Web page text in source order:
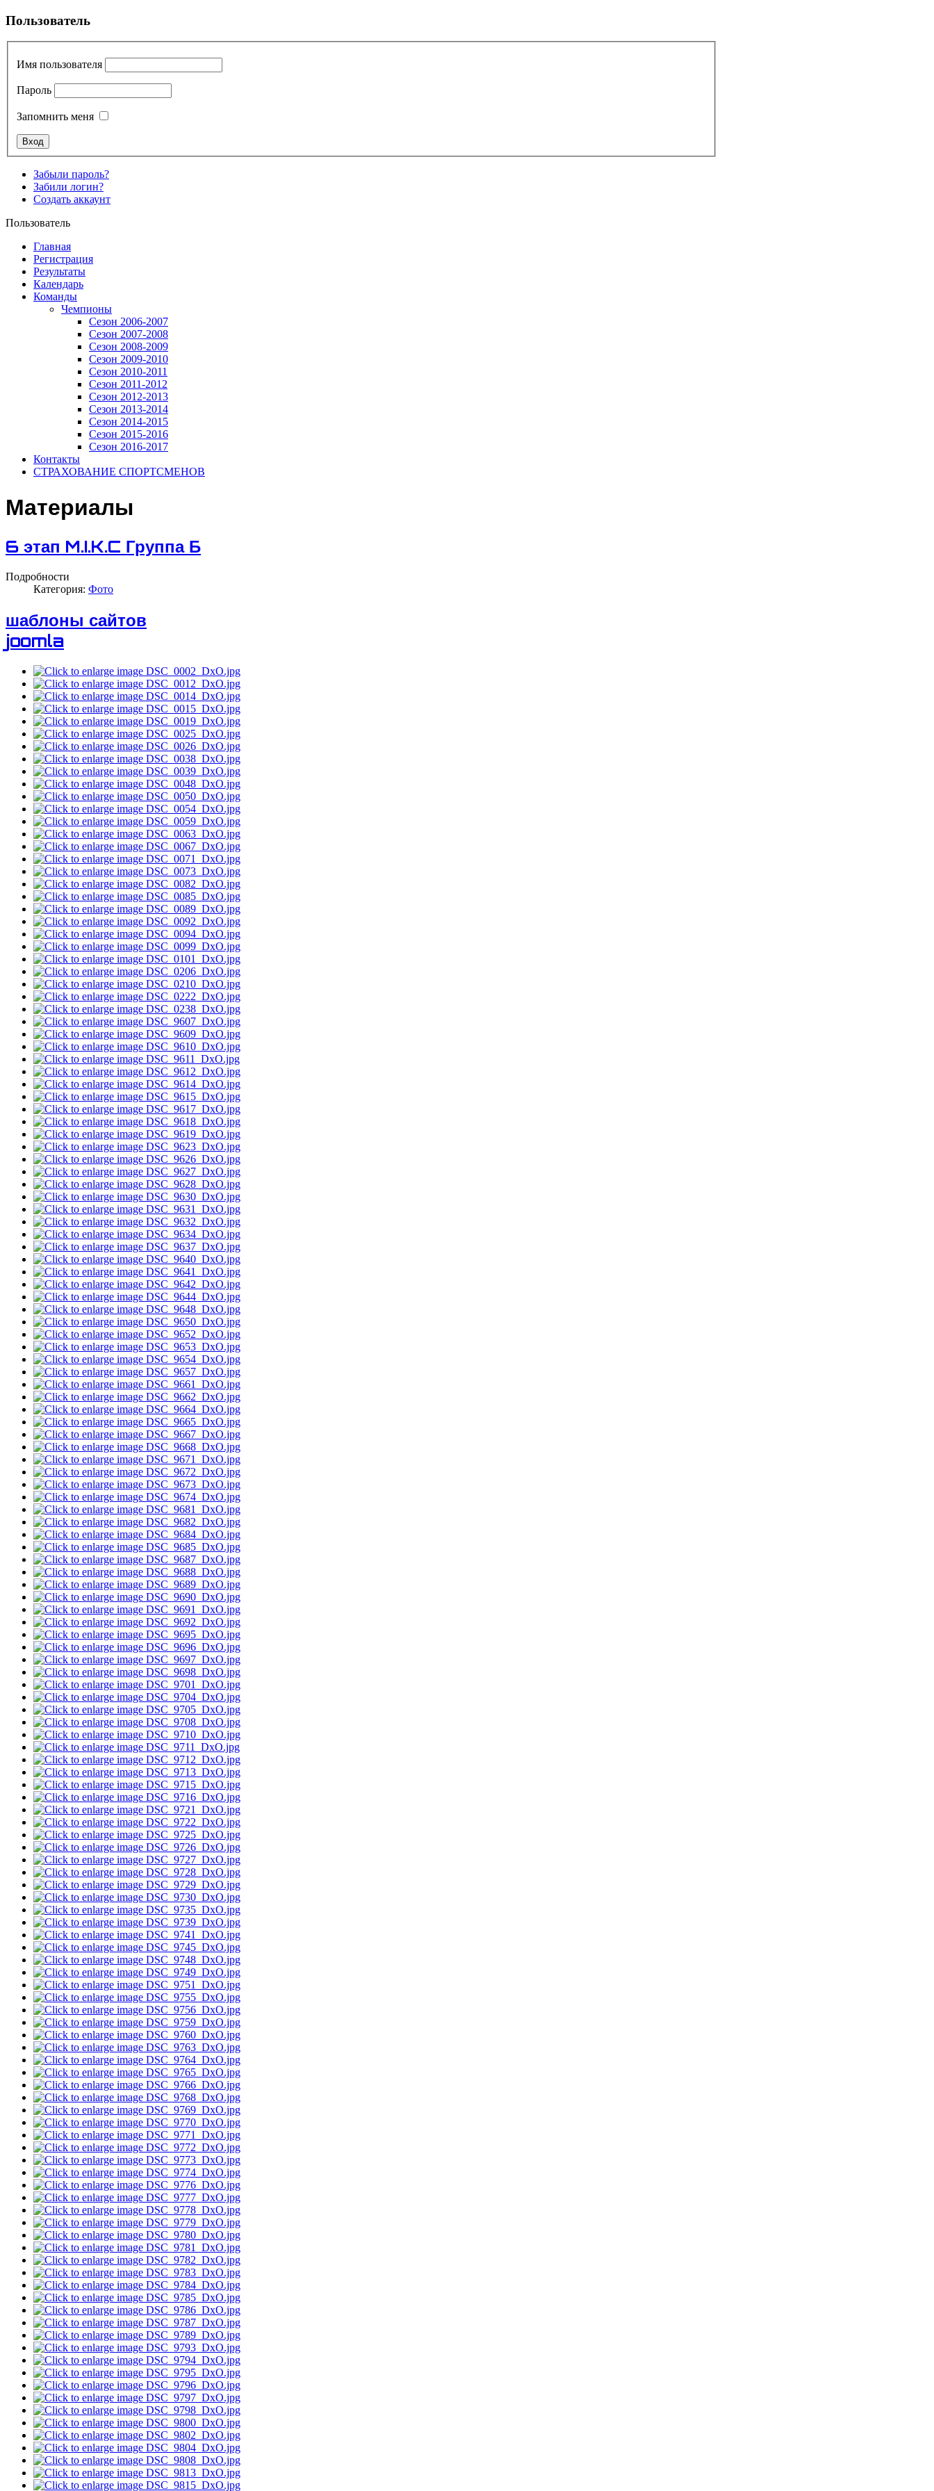
Пользователь
Имя пользователя
Пароль
Запомнить меня
Забыли пароль?
Забили логин?
Создать аккаунт
Пользователь
Главная
Регистрация
Результаты
Календарь
Команды
Чемпионы
Сезон 2006-2007
Сезон 2007-2008
Сезон 2008-2009
Сезон 2009-2010
Сезон 2010-2011
Сезон 2011-2012
Сезон 2012-2013
Сезон 2013-2014
Сезон 2014-2015
Сезон 2015-2016
Сезон 2016-2017
Контакты
СТРАХОВАНИЕ СПОРТСМЕНОВ
Материалы
6 этап M.I.K.C Группа Б
Подробности
Категория: Фото
шаблоны сайтов
joomla